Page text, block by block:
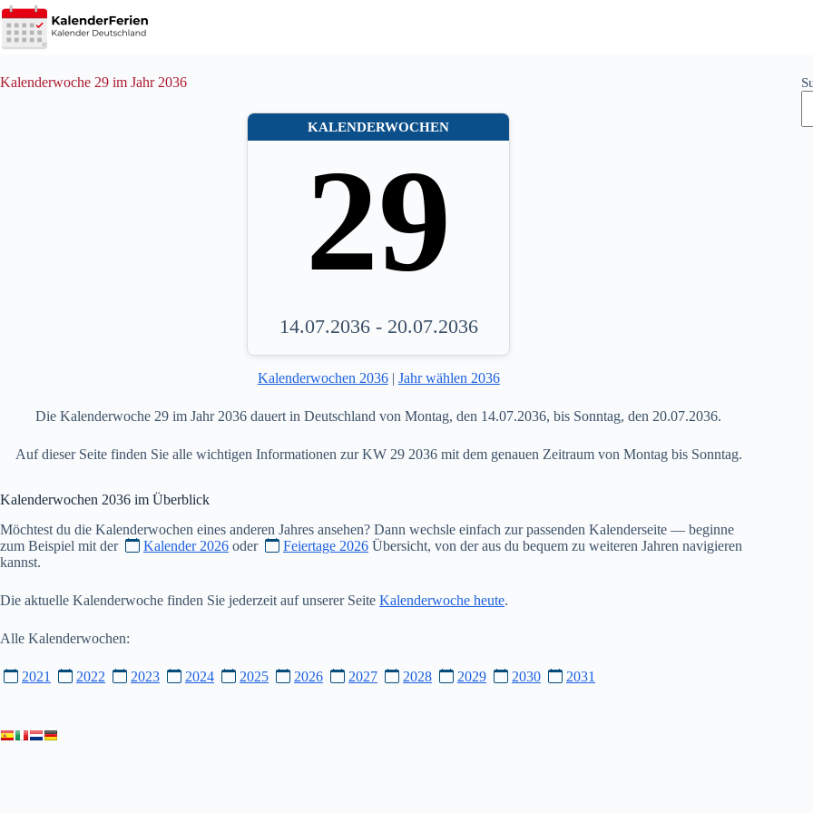
Zum
Inhalt
springen
Kalenderwoche 29 im Jahr 2036
KALENDERWOCHEN
29
14.07.2036 - 20.07.2036
Kalenderwochen 2036| Jahr wählen 2036
Die Kalenderwoche 29 im Jahr 2036 dauert in Deutschland von Montag, den 14.07.2036, bis Sonntag, den 20.07.2036.
Auf dieser Seite finden Sie alle wichtigen Informationen zur KW 29 2036 mit dem genauen Zeitraum von Montag bis Sonntag.
Kalenderwochen 2036 im Überblick
Möchtest du die Kalenderwochen eines anderen Jahres ansehen? Dann wechsle einfach zur passenden Kalenderseite — beginne
zum Beispiel mit der
Kalender 2026 oder Feiertage 2026 Übersicht, von der aus du bequem zu weiteren Jahren navigieren
kannst.
Die aktuelle Kalenderwoche finden Sie jederzeit auf unserer Seite Kalenderwoche heute.
Alle Kalenderwochen:
2021 2022 2023 2024 2025 2026 2027 2028 2029 2030 2031